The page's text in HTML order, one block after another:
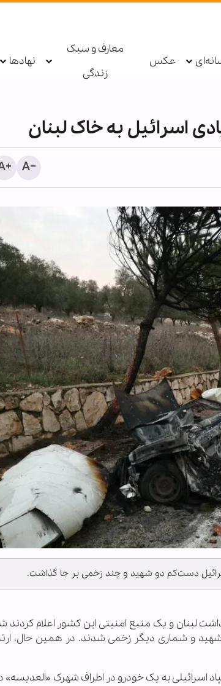
عکس
معارف و سبک
زندگی
نهادها
دست‌کم دو شهید و چند زخمی بر جا گذاشت.
لبنان و یک منبع امنیتی این کشور اعلام کردند
شهید و شماری دیگر زخمی شدند. در همین حال،
اسرائیلی به یک خودرو در اطراف شهرک
۳۰۰ کودک در غزه از
آتش‌بس تا کنون